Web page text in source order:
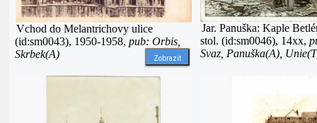
Vchod do Melantrichovy ulice
(id:sm0043), 1950-1958, pub: Orbis,
Skrbek(A)
Zobrazit
Jar. Panuška: Kaple
stol. (id:sm0046), 14xx,
Svaz, Panuška(A),